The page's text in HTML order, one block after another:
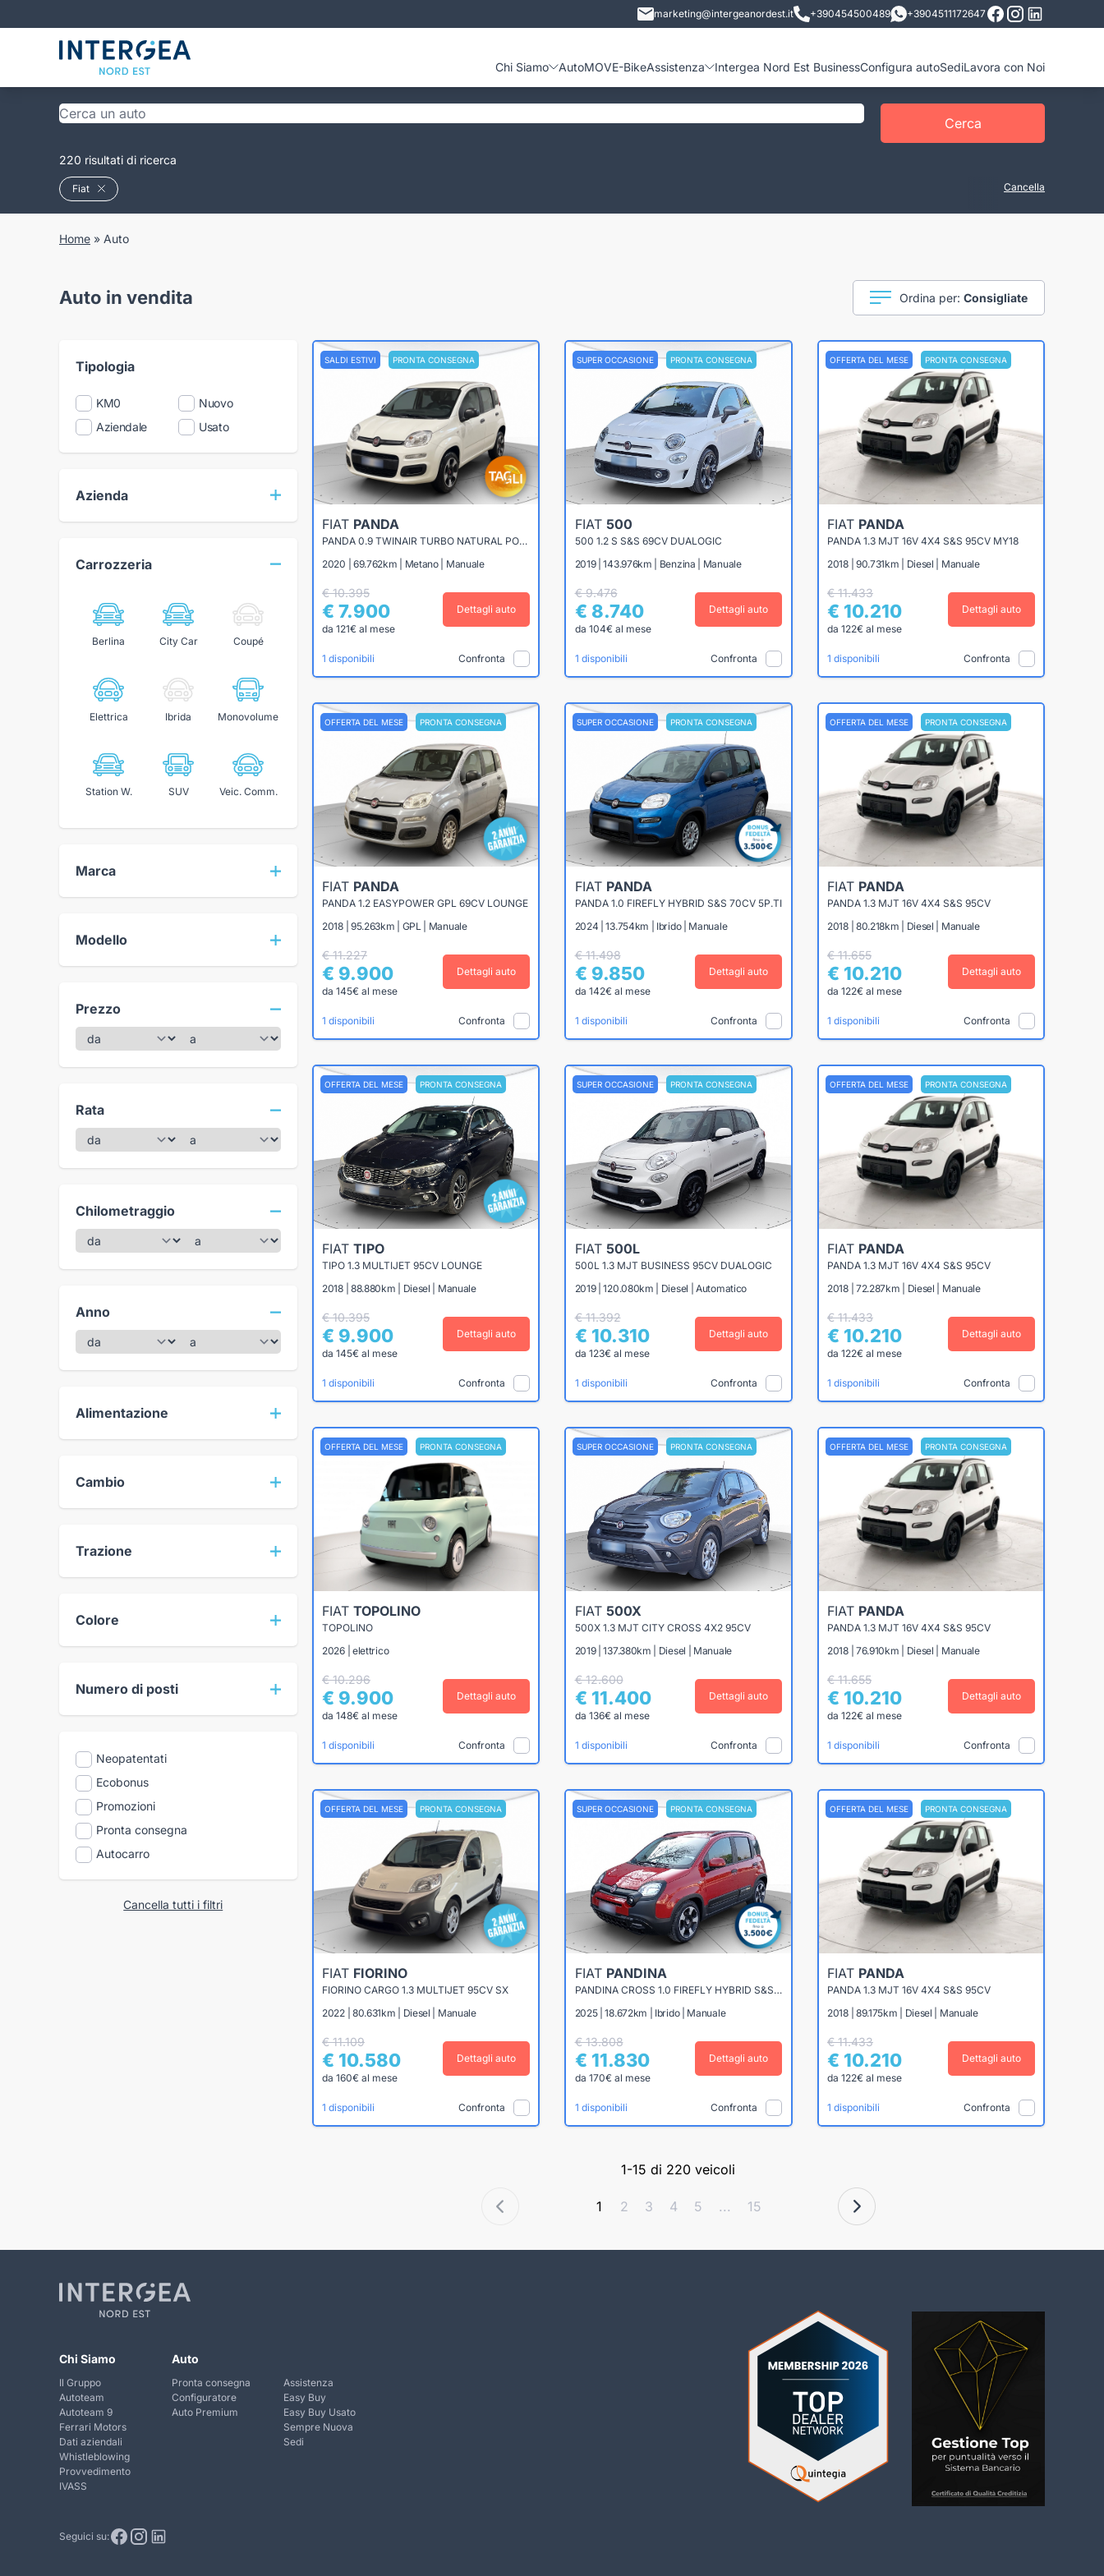
marketing@intergeanordest.it +390454500489 +3904511172647
Chi Siamo AutoMOVE-BikeAssistenza Intergea Nord Est BusinessConfigura autoSediLavora con Noi
Cerca
220 risultati di ricerca
Fiat Cancella
Home » Auto
Auto in vendita Ordina per: Consigliate
Tipologia
KM0
Nuovo
Aziendale
Usato
Azienda
Carrozzeria
Berlina City Car Coupé
Elettrica Ibrida Monovolume
Station W. SUV Veic. Comm.
Marca
Modello
Prezzo
Rata
Chilometraggio
Anno
Alimentazione
Cambio
Trazione
Colore
Numero di posti
Neopatentati
Ecobonus
Promozioni
Pronta consegna
Autocarro
Cancella tutti i filtri
SALDI ESTIVI PRONTA CONSEGNA
FIAT PANDA
PANDA 0.9 TWINAIR TURBO NATURAL POWER 70CV EASY
2020 | 69.762km | Metano | Manuale
€ 10.395
€ 7.900
da 121€ al mese
Dettagli auto
1 disponibili Confronta
SUPER OCCASIONE PRONTA CONSEGNA
FIAT 500
500 1.2 S S&S 69CV DUALOGIC
2019 | 143.976km | Benzina | Manuale
€ 9.476
€ 8.740
da 104€ al mese
Dettagli auto
1 disponibili Confronta
OFFERTA DEL MESE PRONTA CONSEGNA
FIAT PANDA
PANDA 1.3 MJT 16V 4X4 S&S 95CV MY18
2018 | 90.731km | Diesel | Manuale
€ 11.433
€ 10.210
da 122€ al mese
Dettagli auto
1 disponibili Confronta
OFFERTA DEL MESE PRONTA CONSEGNA
FIAT PANDA
PANDA 1.2 EASYPOWER GPL 69CV LOUNGE
2018 | 95.263km | GPL | Manuale
€ 11.227
€ 9.900
da 145€ al mese
Dettagli auto
1 disponibili Confronta
SUPER OCCASIONE PRONTA CONSEGNA
FIAT PANDA
PANDA 1.0 FIREFLY HYBRID S&S 70CV 5P.TI
2024 | 13.754km | Ibrido | Manuale
€ 11.498
€ 9.850
da 142€ al mese
Dettagli auto
1 disponibili Confronta
OFFERTA DEL MESE PRONTA CONSEGNA
FIAT PANDA
PANDA 1.3 MJT 16V 4X4 S&S 95CV
2018 | 80.218km | Diesel | Manuale
€ 11.655
€ 10.210
da 122€ al mese
Dettagli auto
1 disponibili Confronta
OFFERTA DEL MESE PRONTA CONSEGNA
FIAT TIPO
TIPO 1.3 MULTIJET 95CV LOUNGE
2018 | 88.880km | Diesel | Manuale
€ 10.395
€ 9.900
da 145€ al mese
Dettagli auto
1 disponibili Confronta
SUPER OCCASIONE PRONTA CONSEGNA
FIAT 500L
500L 1.3 MJT BUSINESS 95CV DUALOGIC
2019 | 120.080km | Diesel | Automatico
€ 11.392
€ 10.310
da 123€ al mese
Dettagli auto
1 disponibili Confronta
OFFERTA DEL MESE PRONTA CONSEGNA
FIAT PANDA
PANDA 1.3 MJT 16V 4X4 S&S 95CV
2018 | 72.287km | Diesel | Manuale
€ 11.433
€ 10.210
da 122€ al mese
Dettagli auto
1 disponibili Confronta
OFFERTA DEL MESE PRONTA CONSEGNA
FIAT TOPOLINO
TOPOLINO
2026 | elettrico
€ 10.296
€ 9.900
da 148€ al mese
Dettagli auto
1 disponibili Confronta
SUPER OCCASIONE PRONTA CONSEGNA
FIAT 500X
500X 1.3 MJT CITY CROSS 4X2 95CV
2019 | 137.380km | Diesel | Manuale
€ 12.600
€ 11.400
da 136€ al mese
Dettagli auto
1 disponibili Confronta
OFFERTA DEL MESE PRONTA CONSEGNA
FIAT PANDA
PANDA 1.3 MJT 16V 4X4 S&S 95CV
2018 | 76.910km | Diesel | Manuale
€ 11.655
€ 10.210
da 122€ al mese
Dettagli auto
1 disponibili Confronta
OFFERTA DEL MESE PRONTA CONSEGNA
FIAT FIORINO
FIORINO CARGO 1.3 MULTIJET 95CV SX
2022 | 80.631km | Diesel | Manuale
€ 11.109
€ 10.580
da 160€ al mese
Dettagli auto
1 disponibili Confronta
SUPER OCCASIONE PRONTA CONSEGNA
FIAT PANDINA
PANDINA CROSS 1.0 FIREFLY HYBRID S&S 70CV
2025 | 18.672km | Ibrido | Manuale
€ 13.808
€ 11.830
da 170€ al mese
Dettagli auto
1 disponibili Confronta
OFFERTA DEL MESE PRONTA CONSEGNA
FIAT PANDA
PANDA 1.3 MJT 16V 4X4 S&S 95CV
2018 | 89.175km | Diesel | Manuale
€ 11.433
€ 10.210
da 122€ al mese
Dettagli auto
1 disponibili Confronta
1-15 di 220 veicoli
1 2 3 4 5 ... 15
Chi Siamo
Il Gruppo
Autoteam
Autoteam 9
Ferrari Motors
Dati aziendali
Whistleblowing
Provvedimento
IVASS
Auto
Pronta consegna
Configuratore
Auto Premium
Assistenza
Easy Buy
Easy Buy Usato
Sempre Nuova
Sedi
Seguici su: